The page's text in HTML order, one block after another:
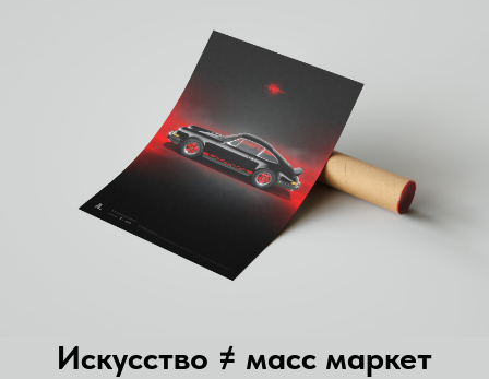
Искусство ≠ масс маркет